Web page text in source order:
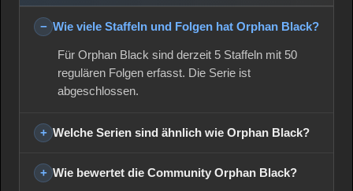
Wie viele Staffeln und Folgen hat Orphan Black?
Für Orphan Black sind derzeit 5 Staffeln mit 50
regulären Folgen erfasst. Die Serie ist
abgeschlossen.
Welche Serien sind ähnlich wie Orphan Black?
Wie bewertet die Community Orphan Black?